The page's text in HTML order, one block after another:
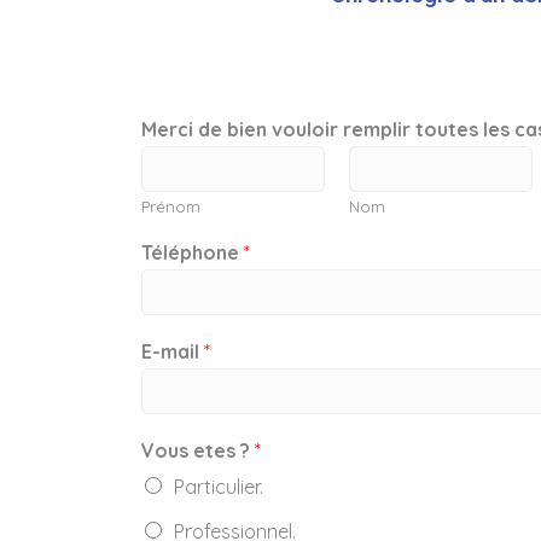
Merci de bien vouloir remplir toutes les
Prénom Nom
Téléphone *
E-mail *
Vous etes ? *
Particulier.
Professionnel.